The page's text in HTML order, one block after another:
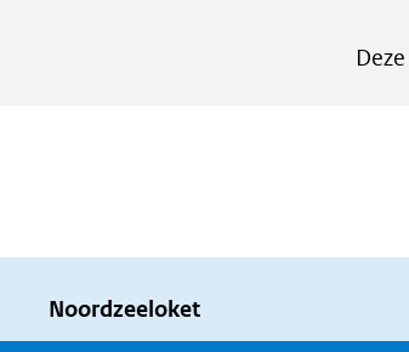
van
cookies
op
Noordzeeloket